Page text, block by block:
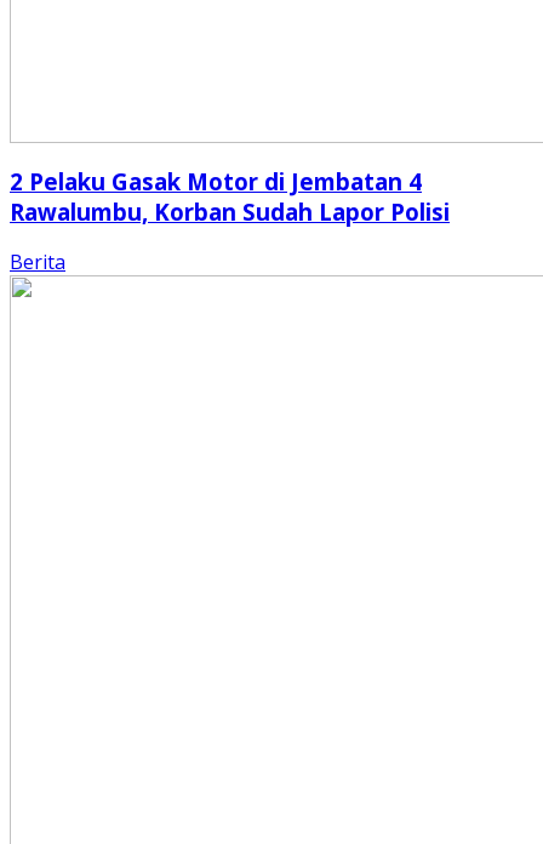
2 Pelaku Gasak Motor di Jembatan 4
Rawalumbu, Korban Sudah Lapor Polisi
Berita